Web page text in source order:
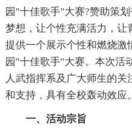
园"十佳歌手"大赛?赞助策
梦想，让个性充满活力，让
提供一个展示个性和燃烧激
园"十佳歌手"大赛。本次活
人武指挥系及广大师生的
和支持，具有全校轰动效应。
一、活动宗旨